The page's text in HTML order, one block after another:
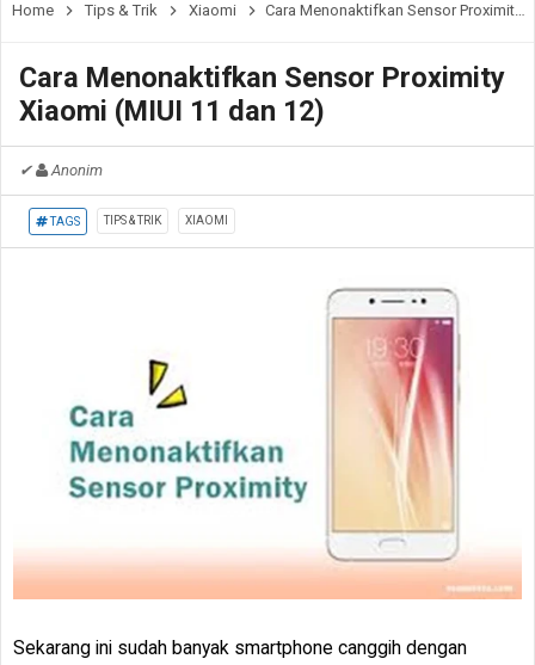
Home Tips & Trik Xiaomi Cara Menonaktifkan Sensor Proximity Xiaomi (MIUI 11 dan 12)
Cara Menonaktifkan Sensor Proximity
Xiaomi (MIUI 11 dan 12)
✔ Anonim
TAGS TIPS & TRIK XIAOMI
Sekarang ini sudah banyak smartphone canggih dengan